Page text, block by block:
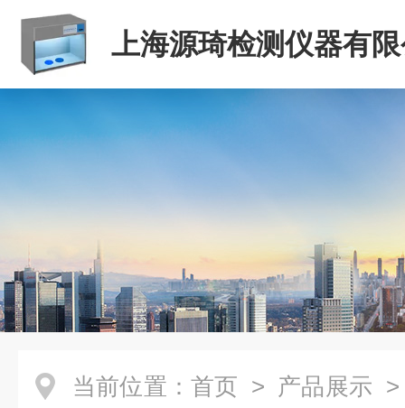
上海源琦检测仪器有
当前位置： 首页 > 产品展示